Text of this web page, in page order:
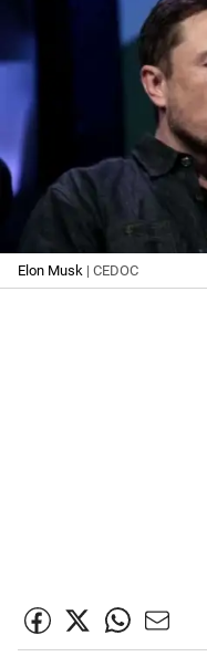
Elon Musk | CEDOC